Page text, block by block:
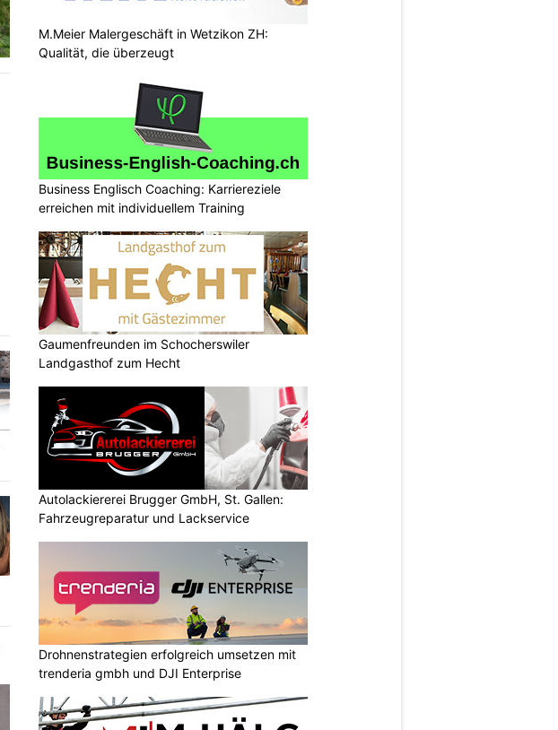
M.Meier Malergeschäft in Wetzikon ZH:
Qualität, die überzeugt
Business Englisch Coaching: Karriereziele
erreichen mit individuellem Training
Gaumenfreunden im Schocherswiler
Landgasthof zum Hecht
Autolackiererei Brugger GmbH, St. Gallen:
Fahrzeugreparatur und Lackservice
Drohnenstrategien erfolgreich umsetzen mit
trenderia gmbh und DJI Enterprise